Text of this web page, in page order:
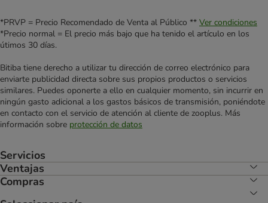
*PRVP = Precio Recomendado de Venta al Público ** Ver condiciones
*Precio normal = El precio más bajo que ha tenido el artículo en los
útimos 30 días.
Bitiba tiene derecho a utilizar tu dirección de correo electrónico para
enviarte publicidad directa sobre sus propios productos o servicios
similares. Puedes oponerte a ello en cualquier momento, sin incurrir en
ningún gasto adicional a los gastos básicos de transmisión, poniéndote
en contacto con el servicio de atención al cliente de zooplus. Más
información sobre protección de datos
Servicios
Ventajas
Compras